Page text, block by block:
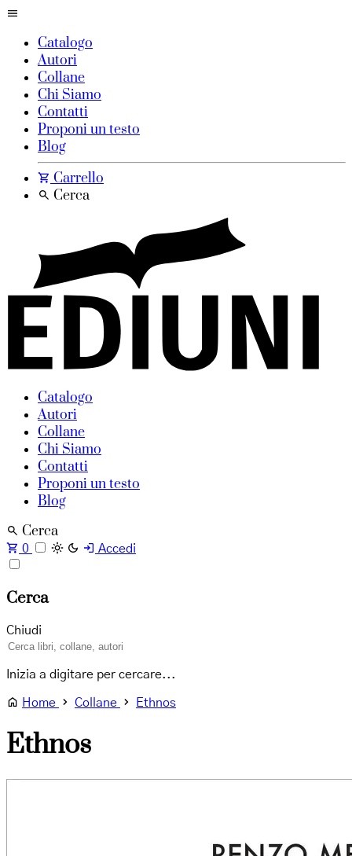
Catalogo
Autori
Collane
Chi Siamo
Contatti
Proponi un testo
Blog
Carrello
Cerca
Catalogo
Autori
Collane
Chi Siamo
Contatti
Proponi un testo
Blog
Cerca
0 Accedi
Cerca
Chiudi
Inizia a digitare per cercare...
Home Collane Ethnos
Ethnos